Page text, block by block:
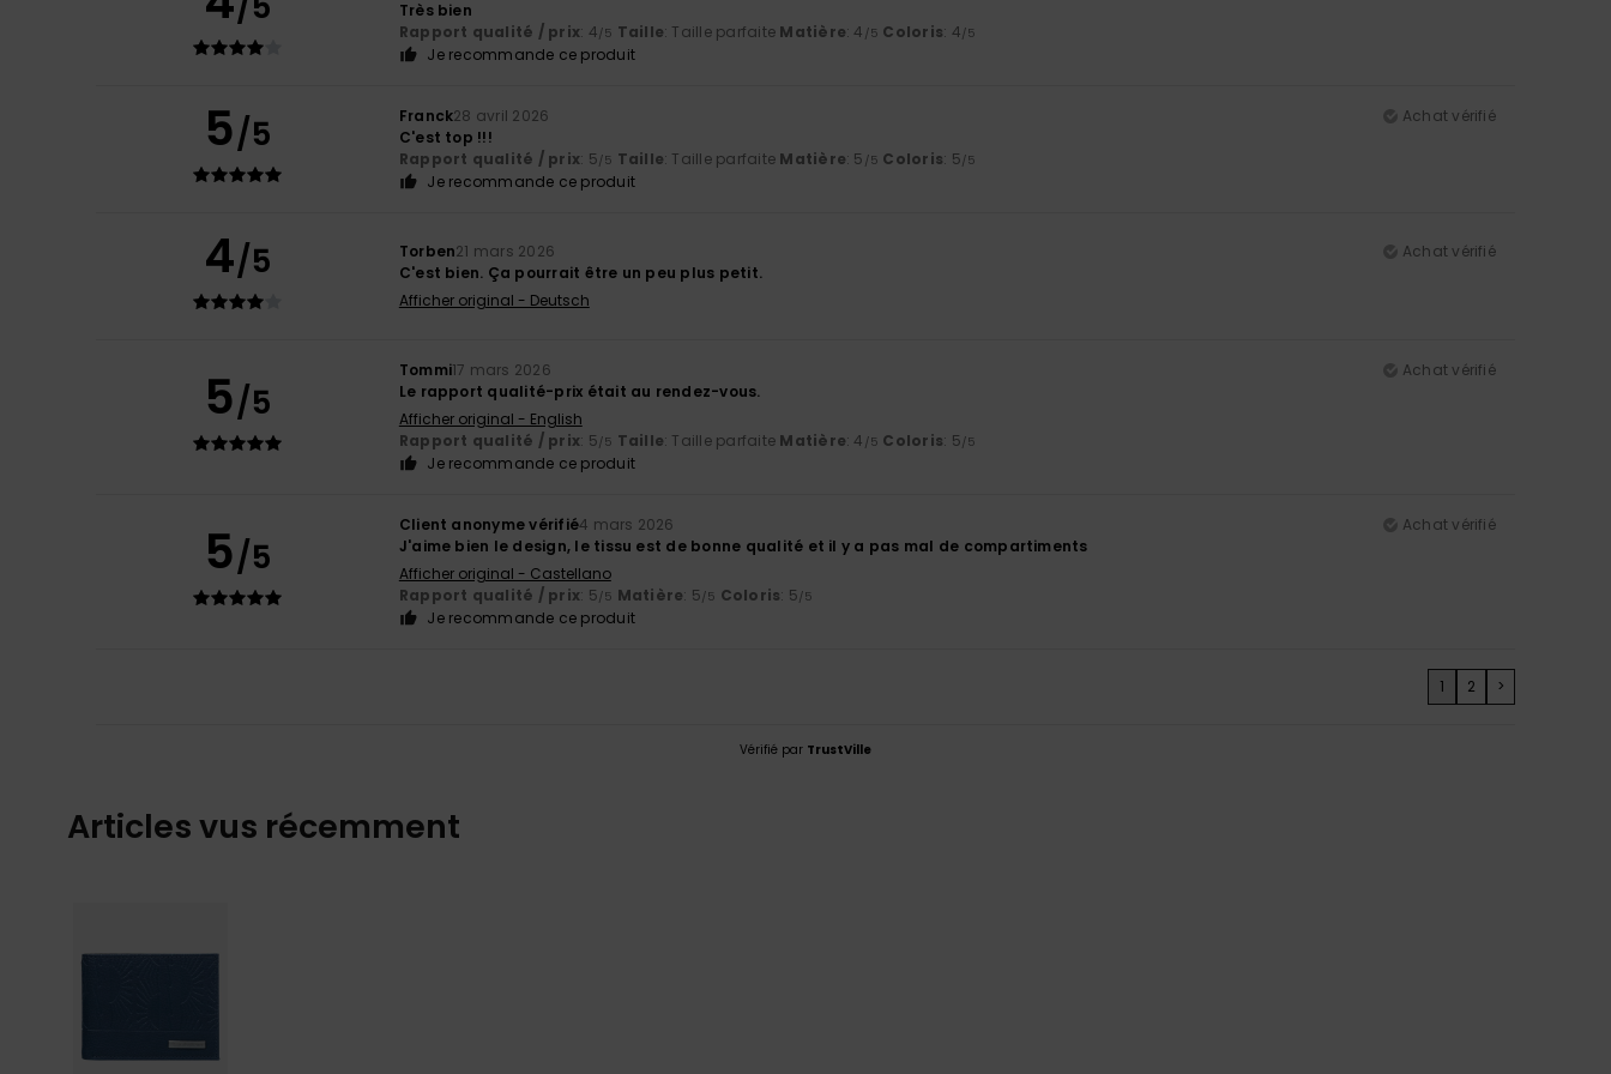
Très bien
Rapport qualité / prix: 4/5 Taille: Taille parfaite Matière: 4 /5 Coloris: 4/5
Je recommande ce produit
5/5 Franck28 avril 2026
Achat vérifié
C'est top !!!
Rapport qualité / prix: 5/5 Taille: Taille parfaite Matière: 5 /5 Coloris: 5/5
Je recommande ce produit
4/5 Torben21 mars 2026
Achat vérifié
C'est bien. Ça pourrait être un peu plus petit.
Afficher original - Deutsch
5/5
Tommi17 mars 2026
Achat vérifié
Le rapport qualité-prix était au rendez-vous.
Afficher original - English
Rapport qualité / prix: 5/5 Taille: Taille parfaite Matière: 4 /5 Coloris: 5/5
Je recommande ce produit
5/5
Client anonyme vérifié4 mars 2026
Achat vérifié
J'aime bien le design, le tissu est de bonne qualité et il y a pas mal de compartiments
Afficher original - Castellano
Rapport qualité / prix: 5/5 Matière: 5/5 Coloris: 5/5
Je recommande ce produit
1 2 >
Vérifié par TrustVille
Articles vus récemment